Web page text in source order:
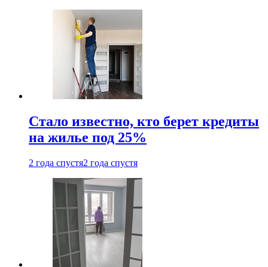
Стало известно, кто берет кредиты
на жилье под 25%
2 года спустя2 года спустя